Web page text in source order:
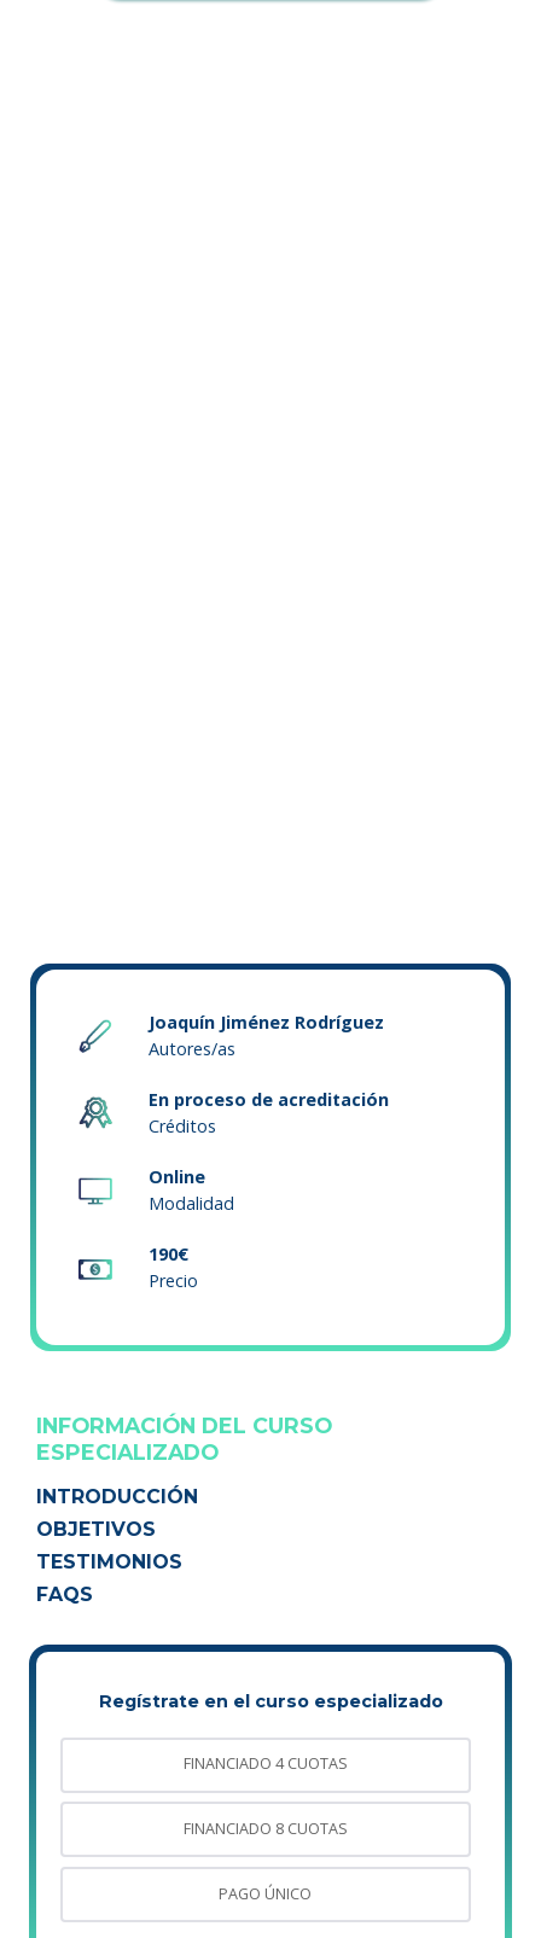
Joaquín Jiménez Rodríguez
Autores/as
En proceso de acreditación
Créditos
Online
Modalidad
190€
Precio
INFORMACIÓN DEL CURSO
ESPECIALIZADO
INTRODUCCIÓN
OBJETIVOS
TESTIMONIOS
FAQS
Regístrate en el curso especializado
FINANCIADO 4 CUOTAS
FINANCIADO 8 CUOTAS
PAGO ÚNICO